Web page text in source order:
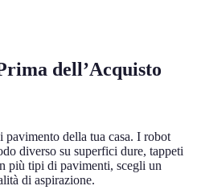
dell’Acquisto
della tua casa. I robot
diverso su superfici dure, tappeti
più tipi di pavimenti, scegli un
di aspirazione.